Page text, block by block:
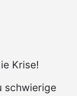
Krise!
schwierige